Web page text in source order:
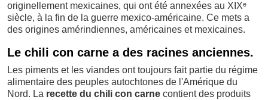
originellement mexicaines, qui ont été annexées au XIXᵉ
siècle, à la fin de la guerre mexico-américaine. Ce mets a
des origines amérindiennes, américaines et mexicaines.
Le chili con carne a des racines anciennes.
Les piments et les viandes ont toujours fait partie du régime
alimentaire des peuples autochtones de l'Amérique du
Nord. La recette du chili con carne contient des produits